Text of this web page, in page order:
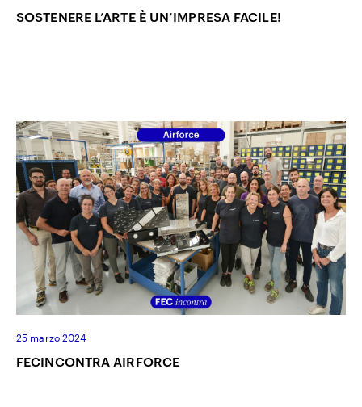
SOSTENERE L’ARTE È UN’IMPRESA FACILE!
25 marzo 2024
FECINCONTRA AIRFORCE